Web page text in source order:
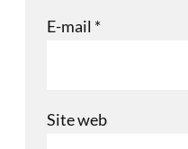
E-mail *
Site web